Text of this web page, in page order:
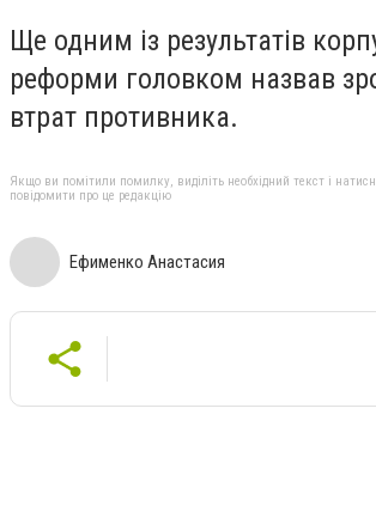
Ще одним із результатів
реформи головком назвав
втрат противника.
Якщо ви помітили помилку, виділіть необхідний текст і
повідомити про це редакцію
Ефименко Анастасия